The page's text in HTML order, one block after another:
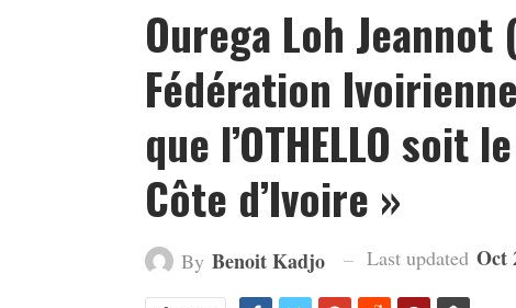
Ourega Loh
Fédération
que l’OTHELLO soit
Côte d’Ivoire »
By Benoit Kadjo Last updated Oct